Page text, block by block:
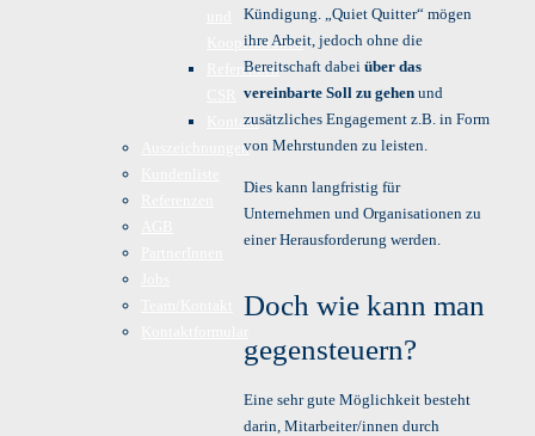
Kündigung. „Quiet Quitter“ mögen
ihre Arbeit, jedoch ohne die
Bereitschaft dabei über das
vereinbarte Soll zu gehenund
zusätzliches Engagement z.B. in Form
von Mehrstunden zu leisten.
Dies kann langfristig für
Unternehmen und Organisationen zu
einer Herausforderung werden.
Doch wie kann man
gegensteuern?
Eine sehr gute Möglichkeit besteht
darin, Mitarbeiter/innen durch
Kooperationen
Referenzen
Kontakt
Auszeichnungen